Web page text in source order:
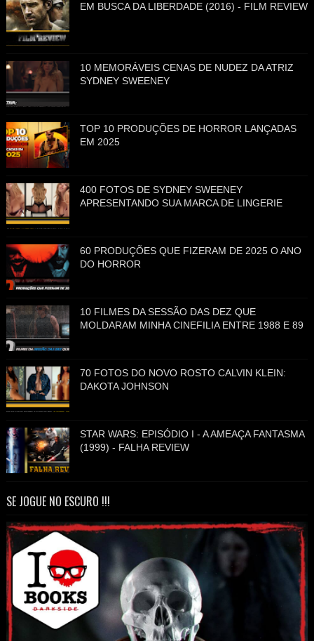
EM BUSCA DA LIBERDADE (2016) - FILM REVIEW
10 MEMORÁVEIS CENAS DE NUDEZ DA ATRIZ
SYDNEY SWEENEY
TOP 10 PRODUÇÕES DE HORROR LANÇADAS
EM 2025
400 FOTOS DE SYDNEY SWEENEY
APRESENTANDO SUA MARCA DE LINGERIE
60 PRODUÇÕES QUE FIZERAM DE 2025 O ANO
DO HORROR
10 FILMES DA SESSÃO DAS DEZ QUE
MOLDARAM MINHA CINEFILIA ENTRE 1988 E 89
70 FOTOS DO NOVO ROSTO CALVIN KLEIN:
DAKOTA JOHNSON
STAR WARS: EPISÓDIO I - A AMEAÇA FANTASMA
(1999) - FALHA REVIEW
SE JOGUE NO ESCURO !!!